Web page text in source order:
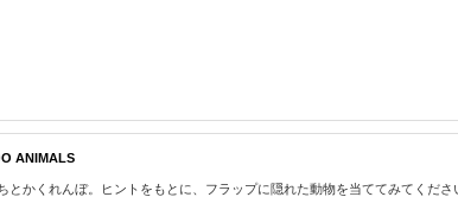
ANIMALS
とかくれんぼ。ヒントをもとに、フラップに隠れた動物を当ててみてくだ